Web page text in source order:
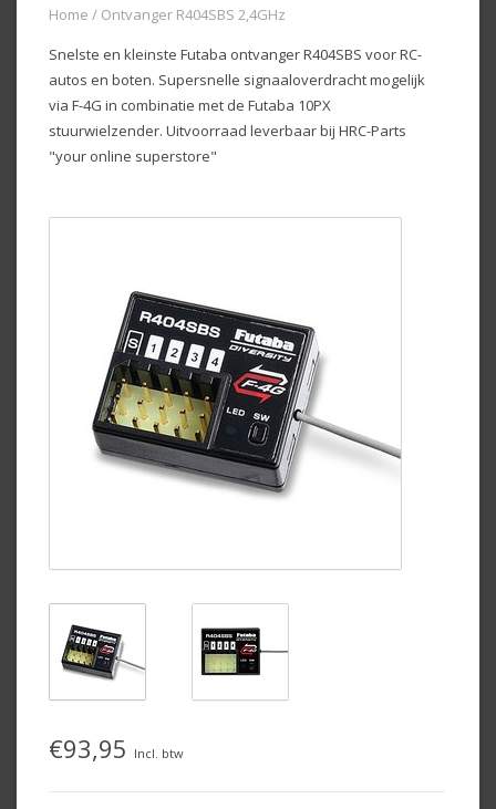
Home / Ontvanger R404SBS 2,4GHz
Snelste en kleinste Futaba ontvanger R404SBS voor RC-
autos en boten. Supersnelle signaaloverdracht mogelijk
via F-4G in combinatie met de Futaba 10PX
stuurwielzender. Uitvoorraad leverbaar bij HRC-Parts
"your online superstore"
€93,95 Incl. btw